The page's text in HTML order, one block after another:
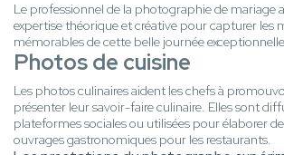
Le professionnel de la photographie de mariage
expertise théorique et créative pour capturer les
mémorables de cette belle journée
Photos de cuisine
Les photos culinaires aident les chefs à
présenter leur savoir-faire culinaire. Elles sont
plateformes sociales ou utilisées pour élaborer
ouvrages gastronomiques pour les restaurants.